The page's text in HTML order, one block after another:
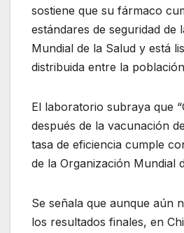
sostiene que su fármaco
estándares de seguridad de
Mundial de la Salud y está
distribuida entre la
El laboratorio subraya que
después de la vacunación
tasa de eficiencia cumple
de la Organización Mundial
Se señala que aunque aún
los resultados finales, en